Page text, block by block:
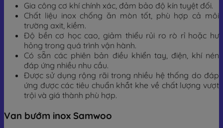
Gia công cơ khí chính xác, đảm bảo độ kín tuyệt đối.
Chất liệu inox chống ăn mòn tốt, phù hợp cả môi
trường axit, kiềm.
Độ bền cơ học cao, giảm thiểu rủi ro rò rỉ hoặc hư
hỏng trong quá trình vận hành.
Có sẵn các phiên bản điều khiển tay, điện, khí nén
đáp ứng nhiều nhu cầu.
Được sử dụng rộng rãi trong nhiều hệ thống do đáp
ứng được các tiêu chuẩn khắt khe về chất lượng vượt
trội và giá thành phù hợp.
Van bướm inox Samwoo